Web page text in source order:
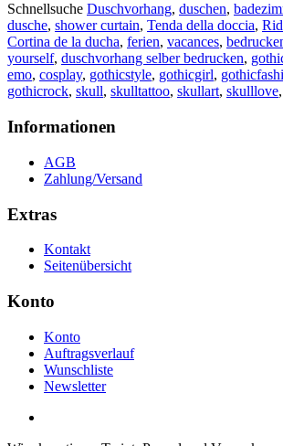
Schnellsuche Duschvorhang, duschen,
dusche, shower curtain, Tenda della doccia,
Cortina de la ducha, ferien, vacances,
yourself, duschvorhang selber bedrucken,
emo, cosplay, gothicstyle, gothicgirl,
gothicrock, skull, skulltattoo, skullart, skulllove,
Informationen
AGB
Zahlung/Versand
Extras
Kontakt
Seitenübersicht
Konto
Konto
Auftragsverlauf
Wunschliste
Newsletter